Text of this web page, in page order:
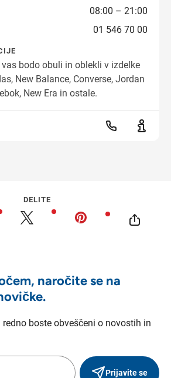
08:00 – 21:00
01 546 70 00
bodo obuli in oblekli v izdelke
New Balance, Converse, Jordan
New Era in ostale.
DELITE
naročite se na
boste obveščeni o novostih in
Prijavite se